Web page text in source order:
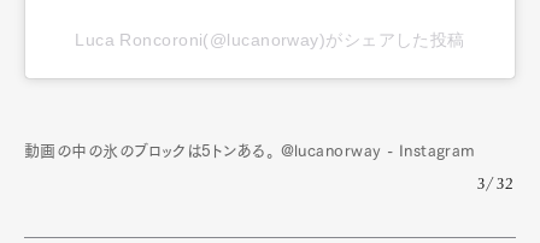
Luca Roncoroni(@lucanorway)がシェアした投稿
動画の中の氷のブロックは5トンある。 @lucanorway - Instagram
3/32